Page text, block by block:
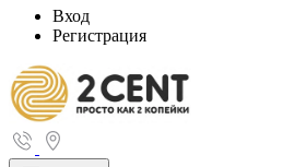
Вход
Регистрация